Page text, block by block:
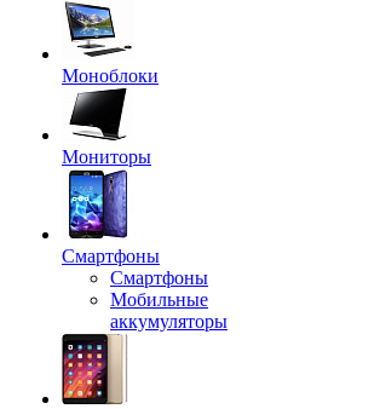
Моноблоки
Мониторы
Смартфоны
Смартфоны
Мобильные
аккумуляторы